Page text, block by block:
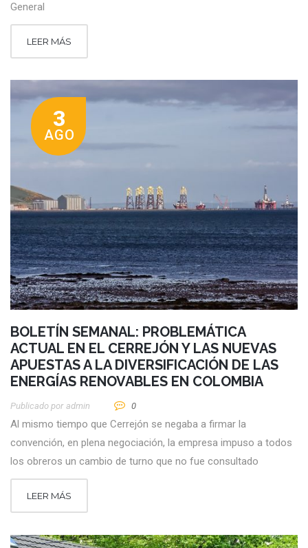
General
LEER MÁS
3
AGO
BOLETÍN SEMANAL: PROBLEMÁTICA
ACTUAL EN EL CERREJÓN Y LAS NUEVAS
APUESTAS A LA DIVERSIFICACIÓN DE LAS
ENERGÍAS RENOVABLES EN COLOMBIA
Publicado por Admin 0
Al mismo tiempo que Cerrejón se negaba a firmar la
convención, en plena negociación, la empresa impuso a todos
los obreros un cambio de turno que no fue consultado
LEER MÁS